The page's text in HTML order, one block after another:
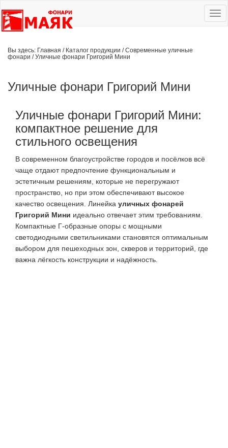
Вы здесь: Главная / Каталог продукции /Современные уличные
фонари /Уличные фонари Григорий Мини
Уличные фонари Григорий Мини
Уличные фонари Григорий Мини:
компактное решение для
стильного освещения
В современном благоустройстве городов и посёлков всё
чаще отдают предпочтение функциональным и
эстетичным решениям, которые не перегружают
пространство, но при этом обеспечивают высокое
качество освещения. Линейка уличных фонарей
Григорий Мини идеально отвечает этим требованиям.
Компактные Г-образные опоры с мощными
светодиодными светильниками становятся оптимальным
выбором для пешеходных зон, скверов и территорий, где
важна лёгкость конструкции и надёжность.